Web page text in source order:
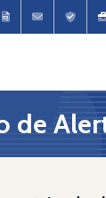
de